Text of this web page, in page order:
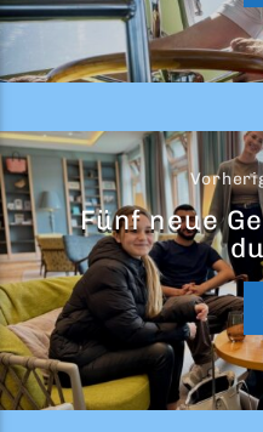
Fünf neue